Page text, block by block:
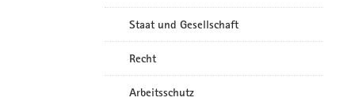
Staat und Gesellschaft
Recht
Arbeitsschutz